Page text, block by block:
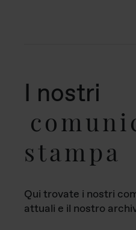
I nostri
stampa
Qui trovate i nostri
attuali e il nostro